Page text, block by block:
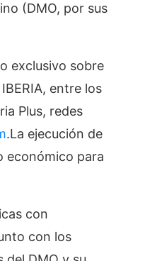
(DMO, por sus
exclusivo sobre
entre los
Plus, redes
.La ejecución de
económico para
con
con los